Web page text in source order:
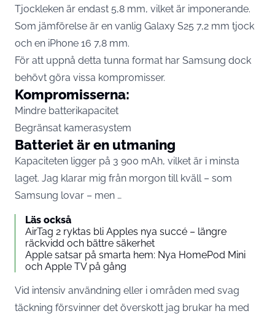
Tjockleken är endast 5,8 mm, vilket är imponerande.
Som jämförelse är en vanlig Galaxy S25 7,2 mm tjock
och en iPhone 16 7,8 mm.
För att uppnå detta tunna format har Samsung dock
behövt göra vissa kompromisser.
Kompromisserna:
Mindre batterikapacitet
Begränsat kamerasystem
Batteriet är en utmaning
Kapaciteten ligger på 3 900 mAh, vilket är i minsta
laget. Jag klarar mig från morgon till kväll – som
Samsung lovar – men …
Läs också
AirTag 2 ryktas bli Apples nya succé – längre
räckvidd och bättre säkerhet
Apple satsar på smarta hem: Nya HomePod Mini
och Apple TV på gång
Vid intensiv användning eller i områden med svag
täckning försvinner det överskott jag brukar ha med